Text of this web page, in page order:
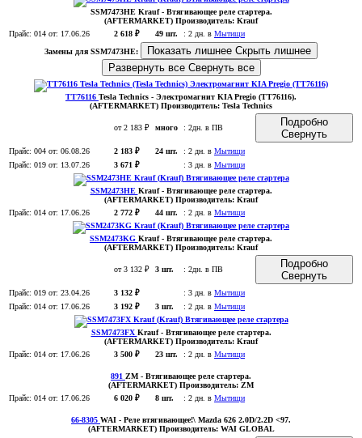
SSM7473HE Krauf- Втягивающее реле стартера.
(AFTERMARKET) Производитель: Krauf
Прайс: 014 от: 17.06.26 2 618 ₽ 49 шт. : 2 дн. в Мытищи
Замены для SSM7473HE:
Показать лишнее Скрыть лишнее
Развернуть все Свернуть все
TT76116 Tesla Technics - Электромагнит KIA Pregio (TT76116).
(AFTERMARKET) Производитель: Tesla Technics
от 2 183 ₽ много : 2дн. в ПВ
Подробно
Свернуть
Прайс: 004 от: 06.08.26 2 183 ₽ 24 шт. : 2 дн. в Мытищи
Прайс: 019 от: 13.07.26 3 671 ₽ : 3 дн. в Мытищи
SSM2473HE Krauf- Втягивающее реле стартера.
(AFTERMARKET) Производитель: Krauf
Прайс: 014 от: 17.06.26 2 772 ₽ 44 шт. : 2 дн. в Мытищи
SSM2473KG Krauf- Втягивающее реле стартера.
(AFTERMARKET) Производитель: Krauf
от 3 132 ₽ 3 шт. : 2дн. в ПВ
Подробно
Свернуть
Прайс: 019 от: 23.04.26 3 132 ₽ : 3 дн. в Мытищи
Прайс: 014 от: 17.06.26 3 192 ₽ 3 шт. : 2 дн. в Мытищи
SSM7473FX Krauf- Втягивающее реле стартера.
(AFTERMARKET) Производитель: Krauf
Прайс: 014 от: 17.06.26 3 500 ₽ 23 шт. : 2 дн. в Мытищи
891 ZM - Втягивающее реле стартера.
(AFTERMARKET) Производитель: ZM
Прайс: 014 от: 17.06.26 6 020 ₽ 8 шт. : 2 дн. в Мытищи
66-8305 WAI - Реле втягивающее!\ Mazda 626 2.0D/2.2D <97.
(AFTERMARKET)Производитель: WAI GLOBAL